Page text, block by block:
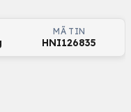
MÃ TIN
HNI126835